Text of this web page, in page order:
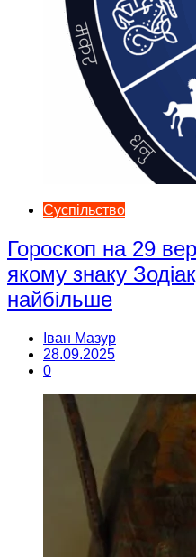
Суспільство
Гороскоп на 29
якому знаку
найбільше
Іван Мазур
28.09.2025
0